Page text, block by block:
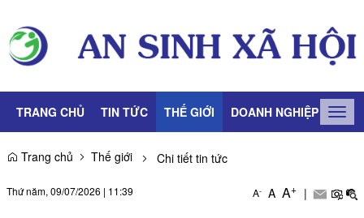
TRANG CHỦ TIN TỨC THẾ GIỚI DOANH NGHIỆP LAO
Trang chủ
Thế giới Chi tiết tin tức
Thứ năm, 09/07/2026 | 11:39 A- A A+ |